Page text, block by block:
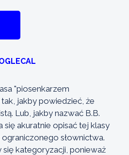
"piosenkarzem
jakby powiedzieć, że
Lub, jakby nazwać B.B.
się akuratnie opisać tej klasy
słownictwa.
kategoryzacji, ponieważ